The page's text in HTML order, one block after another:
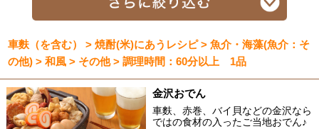
車麩（を含む） > 焼酎(米)にあうレシピ > 魚介・海藻(魚介：そ
の他) > 和風 > その他 > 調理時間：60分以上 1品
金沢おでん
車麩、赤巻、バイ貝などの金沢なら
ではの食材の入ったご当地おでん♪